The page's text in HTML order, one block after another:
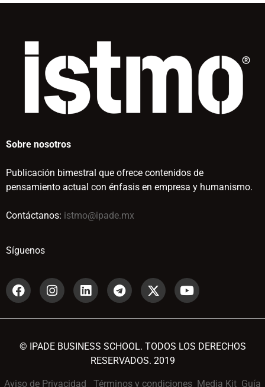
Sobre nosotros
Publicación bimestral que ofrece contenidos de
pensamiento actual con énfasis en empresa y humanismo.
Contáctanos: istmo@ipade.mx
Síguenos
© IPADE BUSINESS SCHOOL. TODOS LOS DERECHOS
RESERVADOS. 2019
Aviso de Privacidad Términos y condiciones Media Kit Guía